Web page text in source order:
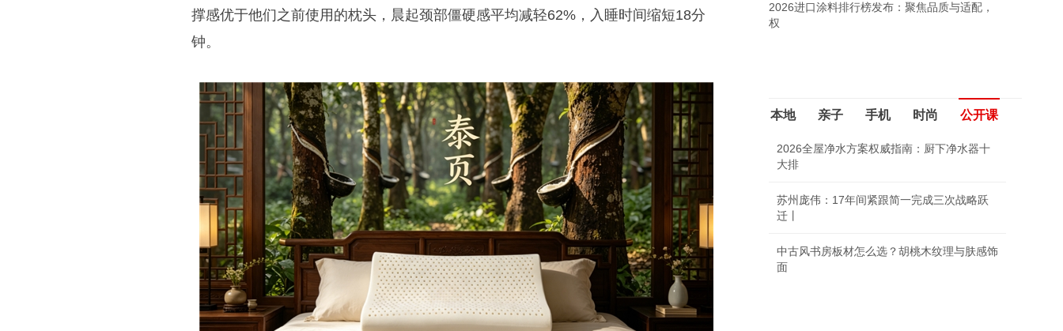
撑感优于他们之前使用的枕头，晨起颈部僵硬感平均减轻62%，入睡时间缩短18分
钟。
2026进口涂料排行榜发布：聚焦品质与适配，
权
本地 亲子 手机 时尚 公开课
2026全屋净水方案权威指南：厨下净水器十
大排
苏州庞伟：17年间紧跟简一完成三次战略跃
迁丨
中古风书房板材怎么选？胡桃木纹理与肤感饰
面